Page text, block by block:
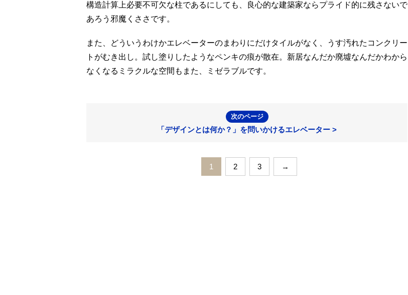
構造計算上必要不可欠な柱であるにしても、良心的な建築家ならプライド的に残さないで
あろう邪魔くささです。
また、どういうわけかエレベーターのまわりにだけタイルがなく、うす汚れたコンクリー
トがむき出し。試し塗りしたようなペンキの痕が散在。新居なんだか廃墟なんだかわから
なくなるミラクルな空間もまた、ミゼラブルです。
次のページ
「デザインとは何か？」を問いかけるエレベーター >
1 2 3 →